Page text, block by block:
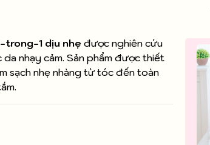
trong-1 dịu nhẹ được nghiên cứu
nhạy cảm. Sản phẩm được thiết
sạch nhẹ nhàng từ tóc đến toàn